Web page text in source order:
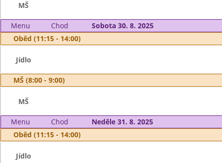
MŠ
Menu Chod
Sobota 30. 8. 2025
Oběd (11:15 - 14:00)
Jídlo
MŠ (8:00 - 9:00)
MŠ
Menu Chod
Neděle 31. 8. 2025
Oběd (11:15 - 14:00)
Jídlo